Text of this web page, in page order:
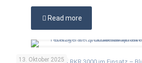
Read more
13. Oktober 2025